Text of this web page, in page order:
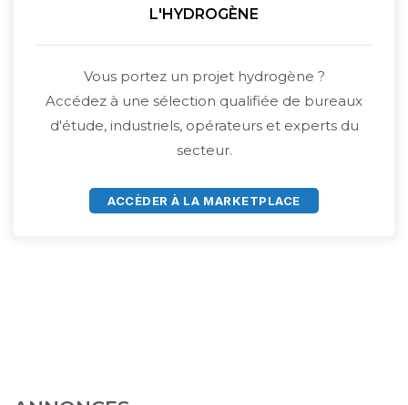
L'HYDROGÈNE
Vous portez un projet hydrogène ?
Accédez à une sélection qualifiée de bureaux
d'étude, industriels, opérateurs et experts du
secteur.
ACCÈDER À LA MARKETPLACE